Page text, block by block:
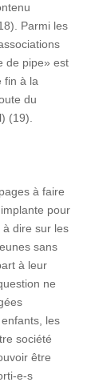
Parmi les
de pipe» est
fin à la
du
(19).
à faire
pour
à dire sur les
sans
à leur
ne
les
société
être
e-s